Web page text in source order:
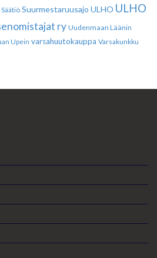
Suurmestaruusajo ULHO ULHO
ry Uudenmaan Läänin
Upein varsahuutokauppa Varsakunkku